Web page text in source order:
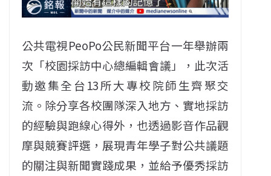
公共電視PeoPo公民新聞平台一年舉辦兩
次「校園採訪中心總編輯會議」，此次活
動邀集全台13所大專校院師生齊聚交
流。除分享各校團隊深入地方、實地採訪
的經驗與跑線心得外，也透過影音作品觀
摩與競賽評選，展現青年學子對公共議題
的關注與新聞實踐成果，並給予優秀採訪